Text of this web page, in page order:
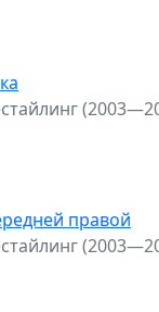
правой